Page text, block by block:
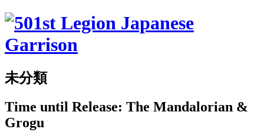
未分類
Time until Release: The Mandalorian &
Grogu